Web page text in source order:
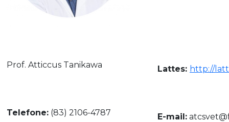
Prof. Atticcus Tanikawa Lattes: http://
Telefone: (83) 2106-4787 E-mail: